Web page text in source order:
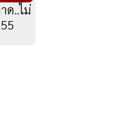
ด..ไม่